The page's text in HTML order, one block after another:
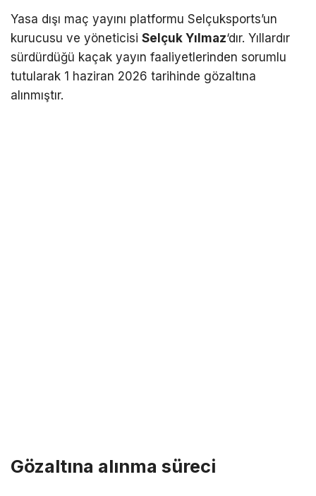
Yasa dışı maç yayını platformu Selçuksports’un
kurucusu ve yöneticisi Selçuk Yılmaz‘dır. Yıllardır
sürdürdüğü kaçak yayın faaliyetlerinden sorumlu
tutularak 1 haziran 2026 tarihinde gözaltına
alınmıştır.
Gözaltına alınma süreci